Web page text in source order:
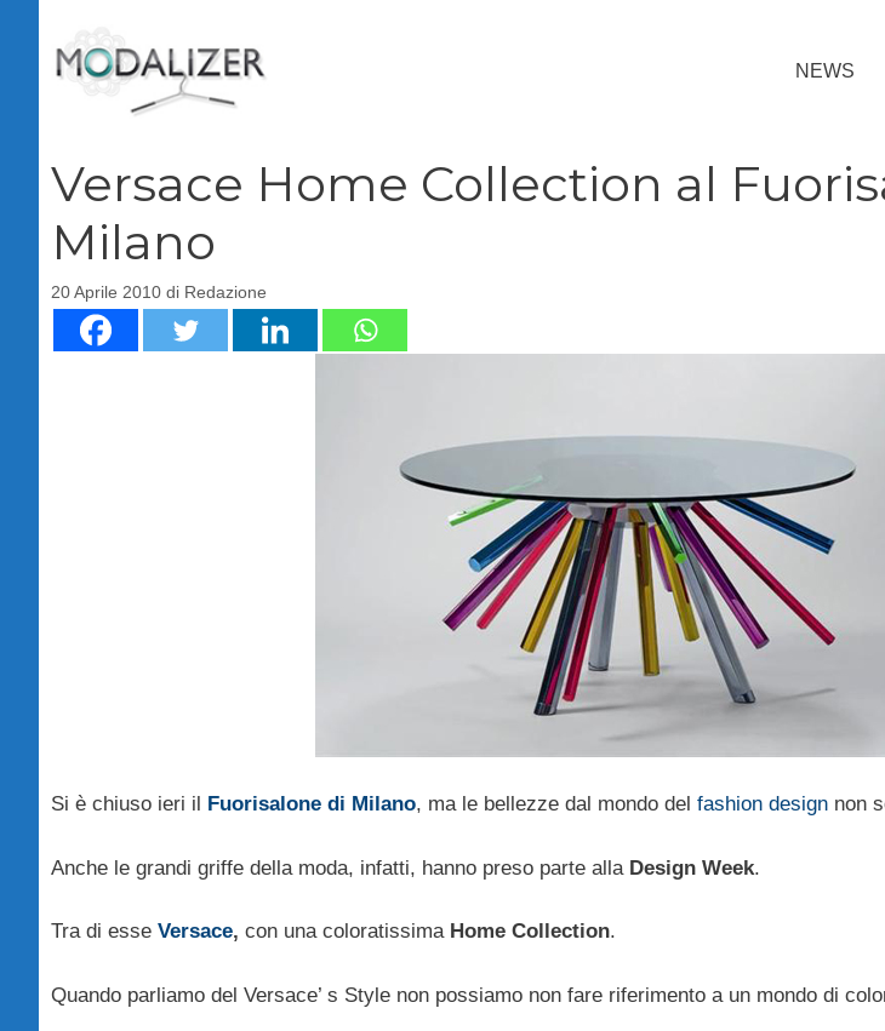
contenuto
NEWS
Versace Home Collection al
Milano
20 Aprile 2010 di Redazione
Si è chiuso ieri il Fuorisalone di Milano, ma le bellezze dal mondo del fashion design non
Anche le grandi griffe della moda, infatti, hanno preso parte alla Design Week.
Tra di esse Versace, con una coloratissima Home Collection.
Quando parliamo del Versace’ s Style non possiamo non fare riferimento a un mondo di